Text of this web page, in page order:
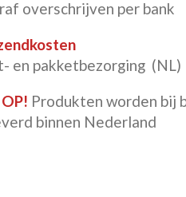
overschrijven per bank
en pakketbezorging
Produkten worden bij
binnen Nederland